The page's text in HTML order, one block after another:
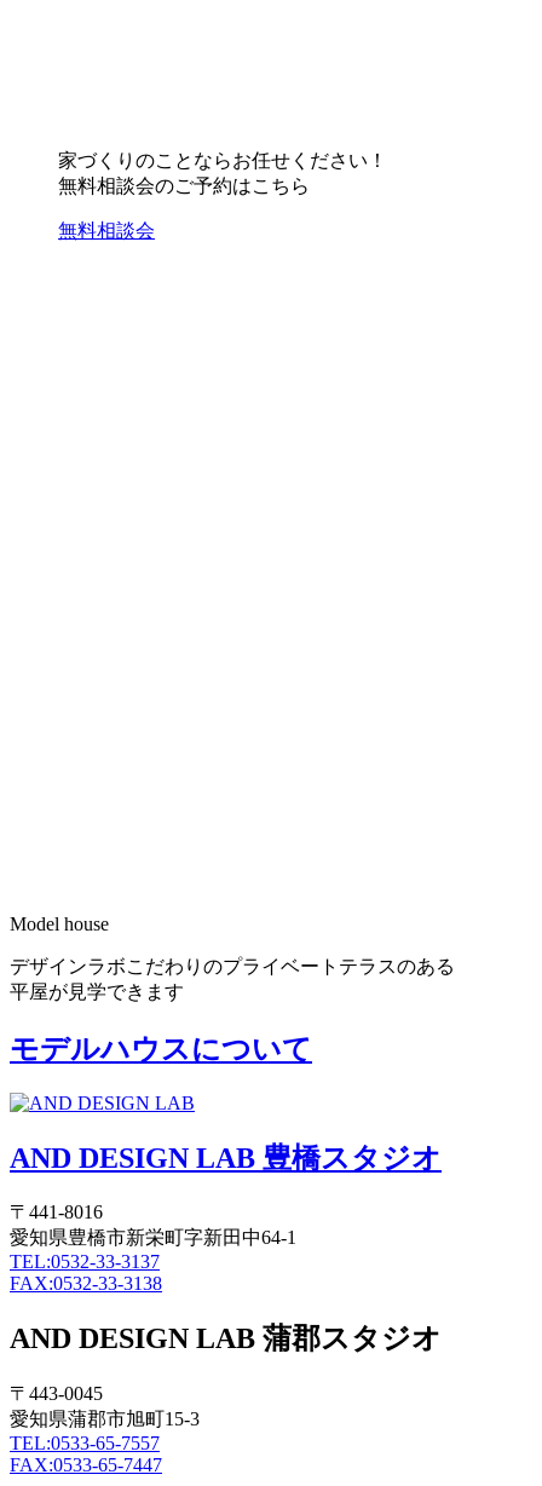
家づくりのことならお任せください！
無料相談会のご予約はこちら
無料相談会
Model house
デザインラボこだわりのプライベートテラスのある
平屋が見学できます
モデルハウスについて
AND DESIGN LAB 豊橋スタジオ
〒441-8016
愛知県豊橋市新栄町字新田中64-1
TEL:0532-33-3137
FAX:0532-33-3138
AND DESIGN LAB 蒲郡スタジオ
〒443-0045
愛知県蒲郡市旭町15-3
TEL:0533-65-7557
FAX:0533-65-7447